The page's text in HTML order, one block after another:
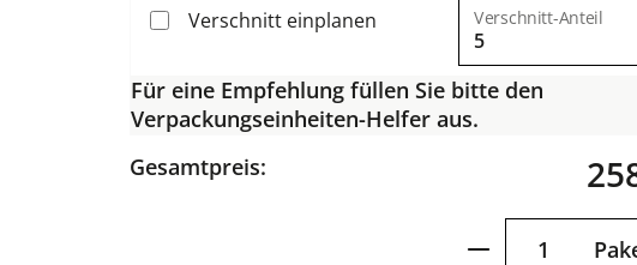
Verschnitt einplanen Verschnitt-Anteil
Für eine Empfehlung füllen Sie bitte den
Verpackungseinheiten-Helfer aus.
Gesamtpreis:
Produkt